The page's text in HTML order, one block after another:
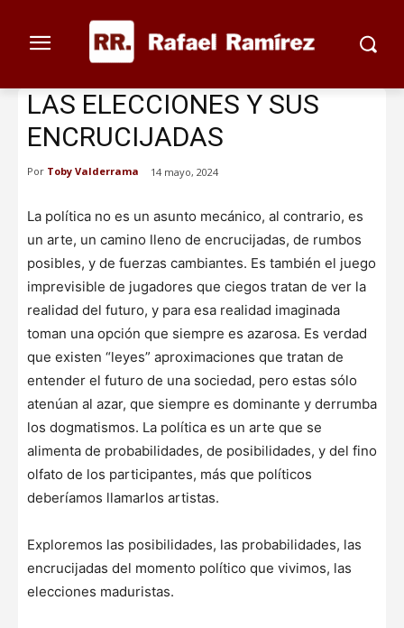
LAS ELECCIONES Y SUS
ENCRUCIJADAS
Por Toby Valderrama 14 mayo, 2024
La política no es un asunto mecánico, al contrario, es
un arte, un camino lleno de encrucijadas, de rumbos
posibles, y de fuerzas cambiantes. Es también el juego
imprevisible de jugadores que ciegos tratan de ver la
realidad del futuro, y para esa realidad imaginada
toman una opción que siempre es azarosa. Es verdad
que existen “leyes” aproximaciones que tratan de
entender el futuro de una sociedad, pero estas sólo
atenúan al azar, que siempre es dominante y derrumba
los dogmatismos. La política es un arte que se
alimenta de probabilidades, de posibilidades, y del fino
olfato de los participantes, más que políticos
deberíamos llamarlos artistas.
Exploremos las posibilidades, las probabilidades, las
encrucijadas del momento político que vivimos, las
elecciones maduristas.